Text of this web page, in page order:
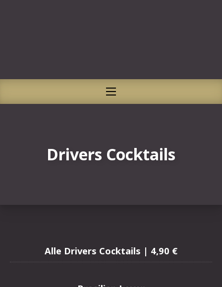
NAVIGATION
Drivers Cocktails
Alle Drivers Cocktails | 4,90 €